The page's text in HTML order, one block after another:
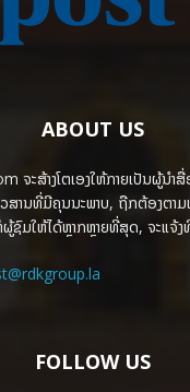
ABOUT US
ຈະສ້າງໂຕເອງໃຫ້ກາຍເປັນຜູ້ນຳ
ສານທີ່ມີຄຸນນະພາບ, ຖືກຕ້ອງຕາມ
ຊົມໃຫ້ໄດ້ຫຼາກຫຼາຍທີ່ສຸດ, ຈະແຈ້
FOLLOW US